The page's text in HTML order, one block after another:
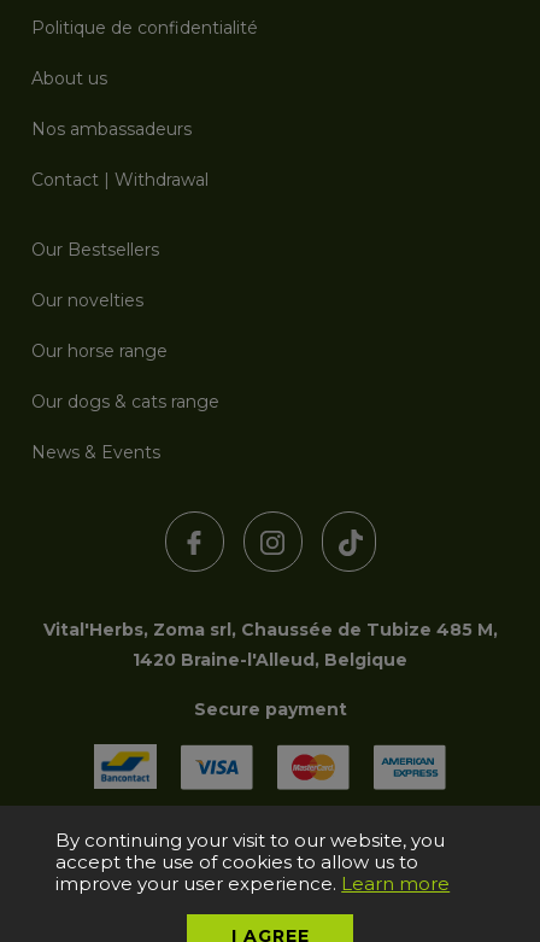
Politique de confidentialité
About us
Nos ambassadeurs
Contact |Withdrawal
Our Bestsellers
Our novelties
Our horse range
Our dogs & cats range
News & Events
Vital'Herbs, Zoma srl, Chaussée de Tubize 485 M,
1420 Braine-l'Alleud, Belgique
Secure payment
Copyright © 2006-2026 Zoma srl | Tous droits réservés
By continuing your visit to our website, you
accept the use of cookies to allow us to
improve your user experience. Learn more
I AGREE